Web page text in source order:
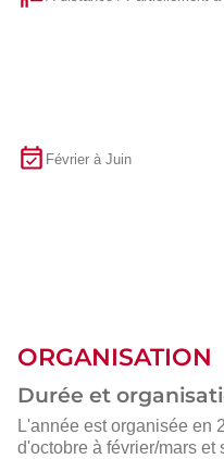
Février à Juin
ORGANISATION
Durée et
L'année est organisée en
d'octobre à février/mars et